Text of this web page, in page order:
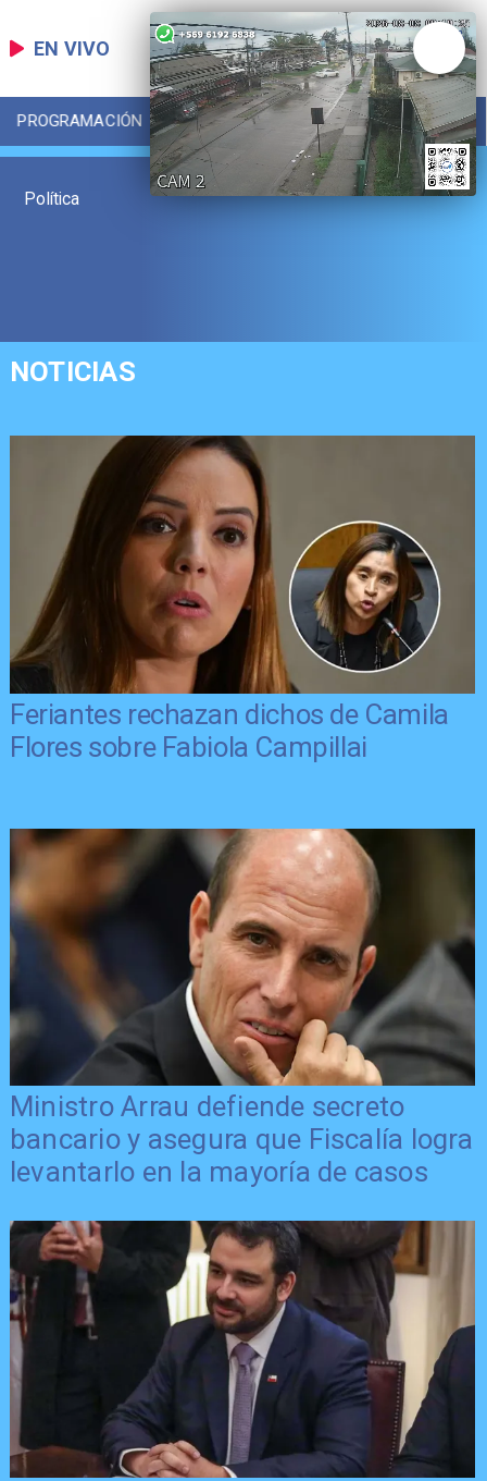
EN VIVO
PROGRAMACIÓN LOCAL DEPORTES
Política
NOTICIAS
Feriantes rechazan dichos de Camila
Flores sobre Fabiola Campillai
Ministro Arrau defiende secreto
bancario y asegura que Fiscalía logra
levantarlo en la mayoría de casos